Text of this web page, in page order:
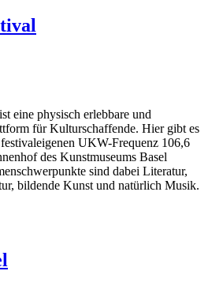
eine physisch erlebbare und
für Kulturschaffende. Hier gibt es
UKW-Frequenz 106,6
des Kunstmuseums Basel
sind dabei Literatur,
bildende Kunst und natürlich Musik.